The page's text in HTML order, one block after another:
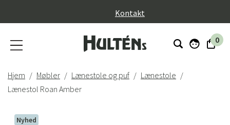
Kontakt
0
Hjem Møbler Lænestole og puf
Lænestole
Lænestol Roan Amber
Nyhed